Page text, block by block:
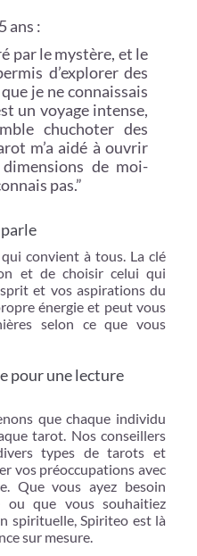
ans :
par le mystère, et le
d’explorer des
je ne connaissais
un voyage intense,
chuchoter des
m’a aidé à ouvrir
de moi-
pas.”
convient à tous. La clé
et de choisir celui qui
et vos aspirations du
énergie et peut vous
selon ce que vous
pour une lecture
que chaque individu
tarot. Nos conseillers
types de tarots et
vos préoccupations avec
Que vous ayez besoin
ou que vous souhaitiez
spirituelle,Spiriteo est là
sur mesure.